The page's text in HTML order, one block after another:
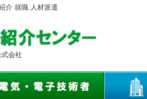
介 就職 人材派遣
式会社